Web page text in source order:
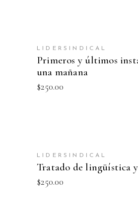
NEW
LIDERSINDICAL
Primeros y últimos
una mañana
$250.00
NEW
LIDERSINDICAL
Tratado de lingüística
$250.00